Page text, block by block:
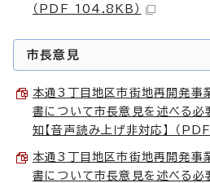
（PDF 104.8KB）
市長意見
本通3丁目地区市街地再開発事
書について市長意見を述べる必
知【音声読み上げ非対応】 （
本通3丁目地区市街地再開発事
書について市長意見を述べる必